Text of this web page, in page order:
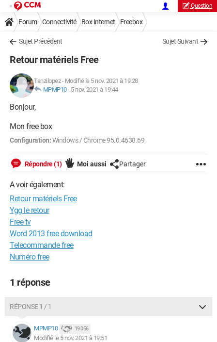
Question
Forum Connectivité Box Internet Freebox
Sujet Précédent Sujet Suivant
Retour matériels Free
Tanzilopez- Modifié le 5 nov. 2021 à 19:28
MPMP10- 5 nov. 2021 à 19:44
Bonjour,
Mon free box
Configuration:Windows / Chrome 95.0.4638.69
Répondre (1) Moi aussi Partager
A voir également:
Retour matériels Free
Ygg le retour
Free tv
Word 2013 free download
Telecommande free
Numéro free
1 réponse
RÉPONSE 1 / 1
MPMP10 19 056
Modifié le 5 nov. 2021 à 19:51